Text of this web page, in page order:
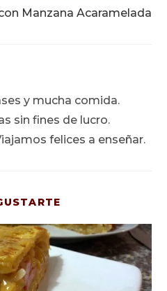
Manzana Acaramelada
y mucha comida.
sin fines de lucro.
felices a enseñar.